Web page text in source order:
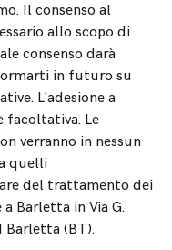
Il consenso al
allo scopo di
consenso darà
in futuro su
L'adesione a
facoltativa. Le
verranno in nessun
quelli
del trattamento dei
Barletta in Via G.
Barletta (BT).